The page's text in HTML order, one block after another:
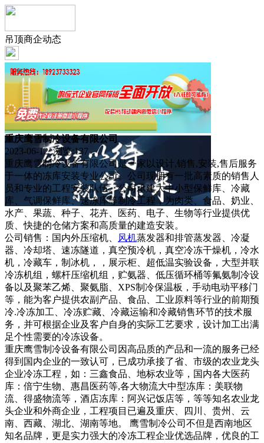
吊顶商企动态
重庆鹰雪制冷设备有限公司
2023-06-12 浏览:137
重庆鹰雪制冷设备有限公司是一家以设计,销售,安装,售后服务
于一体的冻库安装专业公司。公司现拥有一批高素质的销售人
员和专业的工程安装队伍。公司承建大中小型保鲜库、冷藏
库、气调保鲜库、速冻库等制冷工程，为肉类、食品、奶业、
水产、果蔬、种子、花卉、医药、电子、生物等行业提供优
质、快捷的仓储方案和高质量的建造安装。
公司销售：国内外压缩机、
风机蒸发器和排管蒸发器、冷凝
器、冷却塔、速冻隧道，真空预冷机，真空冷冻干燥机，冷水
机，冷藏车，制冰机，，展示柜、超低温实验设备，大型并联
冷冻机组，螺杆压缩机组，贮氨器、低压循环桶等氟氨制冷设
备以及聚苯乙烯、聚氨脂、XPS制冷保温板，手动电动平移门
等，能为客户提供农副产品、食品、工业原料等行业的前期预
冷.冷冻加工、冷冻贮藏、冷藏运输和冷藏销售环节的技术服
务，并可根据企业及客户自身的实际工艺要求，设计加工出满
足个性需要的冷冻设备。
重庆鹰雪制冷设备有限公司因高品质的产品和一流的服务已经
得到国内企业的一致认可，已成功承接了省、市级的农业龙头
企业冷冻工程，如：三鑫食品、地标农业等，国内各大医药
库：倍宁生物、惠昌医药等,各大物流大中型冻库：美联物
流、得盛物流等，酒店冻库：阿兴记饭店等，等等知名农业龙
头企业和外商企业，工程项目已遍及重庆、四川、贵州、云
南、西藏、湖北、湖南等地。 鹰雪制冷公司不但是西南地区
知名品牌，更是实力强大的冷冻工程企业优选品牌，优良的工